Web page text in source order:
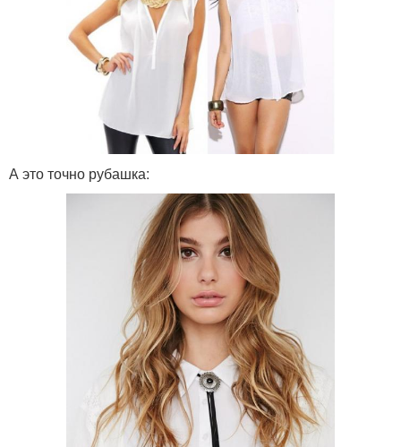
А это точно рубашка: